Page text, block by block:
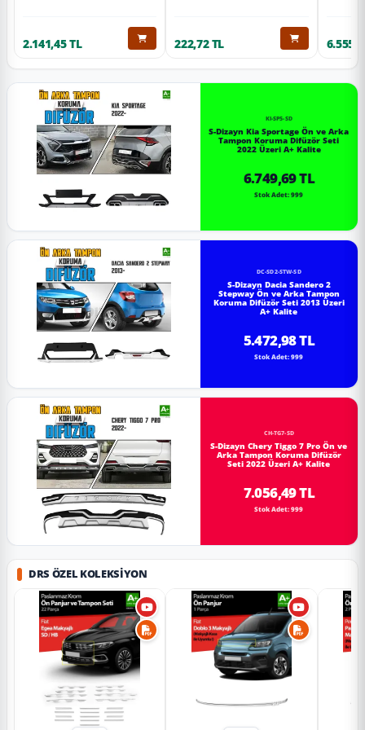
2.141,45 TL 222,72 TL
KI-SP5-SD
S-Dizayn Kia Sportage Ön ve Arka
Tampon Koruma Difüzör Seti
2022 Üzeri A+ Kalite
6.749,69 TL
Stok Adet: 999
DC-SD2-STW-SD
S-Dizayn Dacia Sandero 2
Stepway Ön ve Arka Tampon
Koruma Difüzör Seti 2013 Üzeri
A+ Kalite
5.472,98 TL
Stok Adet: 999
CH-TG7-SD
S-Dizayn Chery Tiggo 7 Pro Ön ve
Arka Tampon Koruma Difüzör
Seti 2022 Üzeri A+ Kalite
7.056,49 TL
Stok Adet: 999
DRS ÖZEL KOLEKSIYON